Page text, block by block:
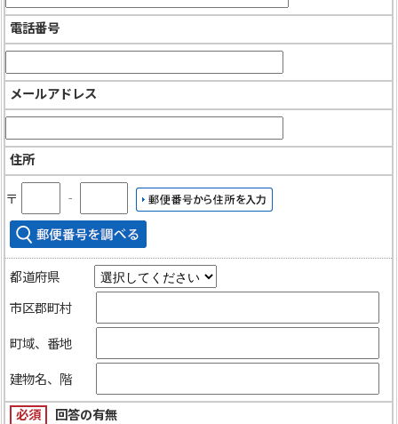
電話番号
メールアドレス
住所
〒 ‐
都道府県
市区郡町村
町域、番地
建物名、階
必須
回答の有無